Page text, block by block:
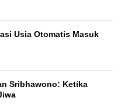
Usia Otomatis Masuk
Sribhawono: Ketika